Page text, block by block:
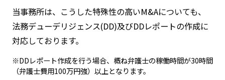
当事務所は、こうした特殊性の高いM&Aについても、
法務デューデリジェンス(DD)及びDDレポートの作成に
対応しております。
※DDレポート作成を行う場合、概ね弁護士の稼働時間が30時間
（弁護士費用100万円強）以上となります。